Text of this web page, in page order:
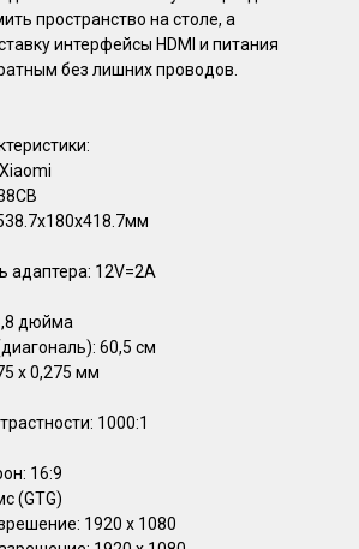
пространство на столе, а
интерфейсы HDMI и питания
без лишних проводов.
Xiaomi
адаптера: 12V=2А
дюйма
60,5 см
х 0,275 мм
1000:1
16:9
(GTG)
1920 х 1080